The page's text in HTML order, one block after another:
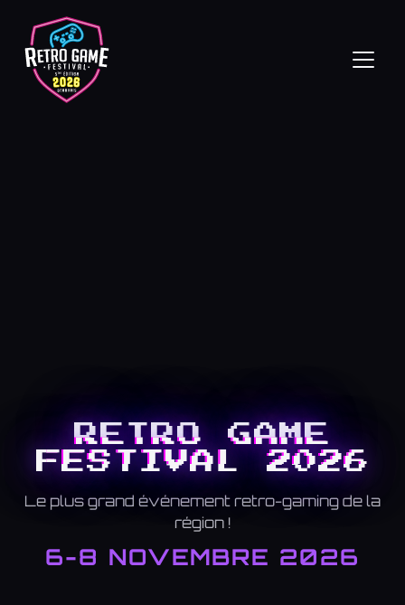
RETRO GAME
FESTIVAL 2026
Le plus grand événement retro-gaming de la
région !
6-8 NOVEMBRE 2026